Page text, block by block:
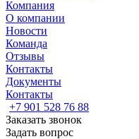
Компания
О компании
Новости
Команда
Отзывы
Контакты
Документы
Контакты
+7 901 528 76 88
Заказать звонок
Задать вопрос